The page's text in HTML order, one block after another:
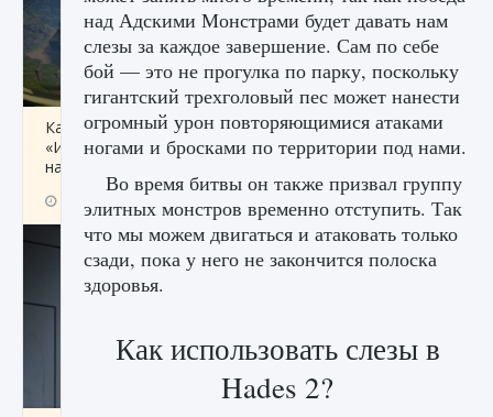
Как исправить ошибку Palworld EPalworld
«Идет сохранение мира — Невозможно
начать сохранение данных мира»
9 августа 2024
над Адскими Монстрами будет давать нам
слезы за каждое завершение. Сам по себе
бой — это не прогулка по парку, поскольку
гигантский трехголовый пес может нанести
огромный урон повторяющимися атаками
ногами и бросками по территории под нами.
Во время битвы он также призвал группу
элитных монстров временно отступить. Так
что мы можем двигаться и атаковать только
сзади, пока у него не закончится полоска
здоровья.
Как использовать слезы в
Hades 2?